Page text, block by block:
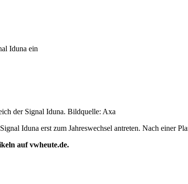
Iduna ein
der Signal Iduna. Bildquelle: Axa
Iduna erst zum Jahreswechsel antreten. Nach einer
auf vwheute.de.